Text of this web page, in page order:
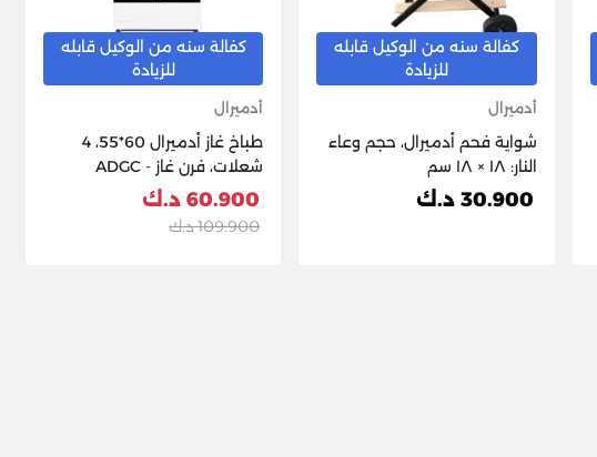
كفالة سنه من الوكيل قابله
للزيادة
أدميرال
شواية فحم أدميرال، حجم وعاء
النار: ١٨ × ١٨ سم
30.900 د.ك
كفالة سنه من الوكيل قابله
للزيادة
أدميرال
طباخ غاز أدميرال 60*55، 4
شعلات، فرن غاز - ADGC
6062WM2
60.900 د.ك
109.900 د.ك